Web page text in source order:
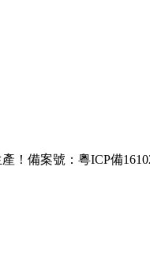
！ 備案號：粵ICP備